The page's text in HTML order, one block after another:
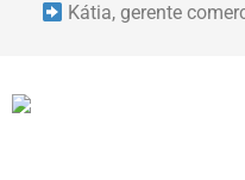
Kátia, gerente